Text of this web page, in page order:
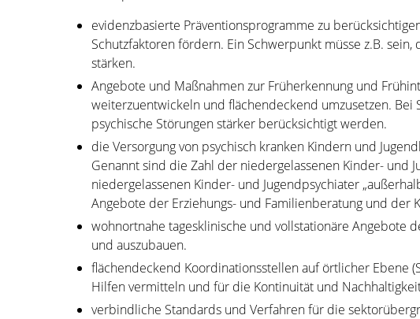
evidenzbasierte Präventionsprogramme zu
Schutzfaktoren fördern. Ein Schwerpunkt müsse z.B.
stärken.
Angebote und Maßnahmen zur Früherkennung und
weiterzuentwickeln und flächendeckend umzusetzen. Bei
psychische Störungen stärker berücksichtigt werden.
die Versorgung von psychisch kranken Kindern und
Genannt sind die Zahl der niedergelassenen Kinder- und
niedergelassenen Kinder- und Jugendpsychiater
Angebote der Erziehungs- und Familienberatung und der
wohnortnahe tagesklinische und vollstationäre Angebote
und auszubauen.
flächendeckend Koordinationsstellen auf örtlicher Ebene
Hilfen vermitteln und für die Kontinuität und
verbindliche Standards und Verfahren für die